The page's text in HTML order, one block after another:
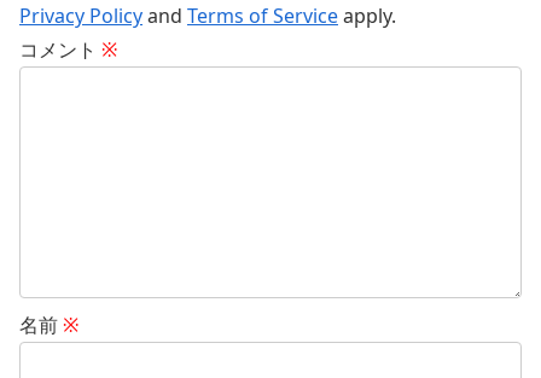
Privacy Policyand Terms of Serviceapply.
コメント ※
名前※